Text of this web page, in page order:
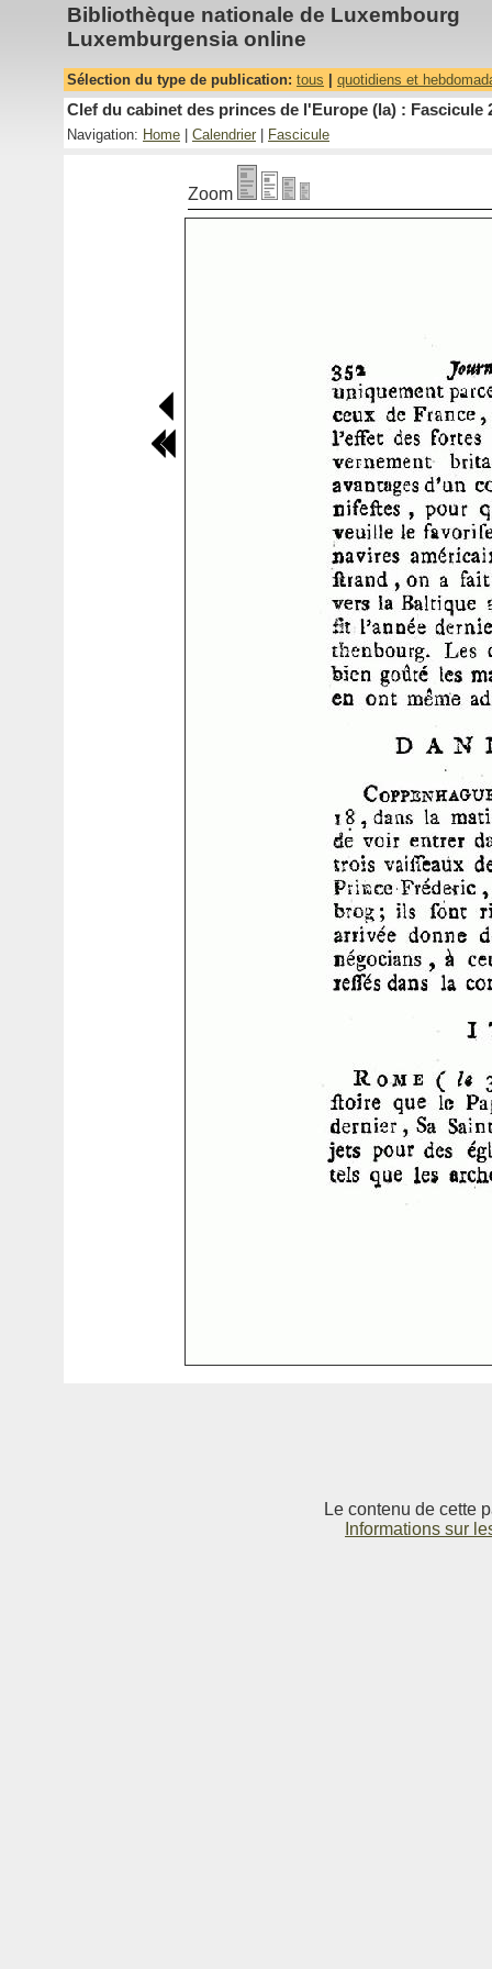
Bibliothèque nationale de Luxembourg
Luxemburgensia online
Sélection du type de publication: tous quotidiens et
Clef du cabinet des princes de l'Europe (la) : Fascicule
Navigation: Home Calendrier Fascicule
Zoom
Le contenu de cette
Informations sur